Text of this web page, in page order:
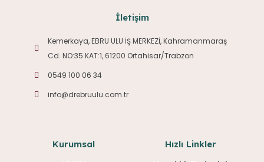
İletişim
Kemerkaya, EBRU ULU İŞ MERKEZİ, Kahramanmaraş
Cd. NO:35 KAT:1, 61200 Ortahisar/Trabzon
0549 100 06 34
info@drebruulu.com.tr
Kurumsal Hızlı Linkler